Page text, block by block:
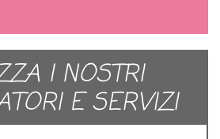
I NOSTRI
E SERVIZI